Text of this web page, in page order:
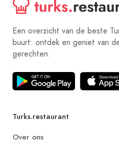
Een overzicht van de beste
buurt: ontdek en geniet van
gerechten.
Turks.restaurant
Over ons